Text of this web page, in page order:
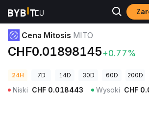
Ceny kryptowalut Cena Mitosis MITO
Cena Mitosis MITO
CHF0.01898145+0.77%
24H 7D 14D 30D 60D 200D
Niski CHF 0.018443 Wysoki CHF